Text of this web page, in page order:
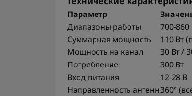
Параметр
Диапазоны работы
700-
Суммарная мощность
110 Вт
Мощность на канал
30 Вт /
Потребление
300 Вт
Вход питания
12-28 В
Направленность антенн360°